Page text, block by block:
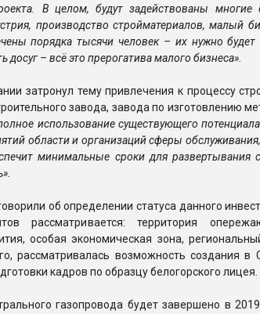
В целом, будут задействованы многие
производство стройматериалов, малый
порядка тысячи человек – их нужно будет
досуг – всё это прерогатива малого бизнеса».
затронул тему привлечения к процессу
завода, завода по изготовлению
использование существующего
области и организаций сферы обслуживания,
минимальные сроки для развертывания
об определении статуса данного
рассматривается: территория
особая экономическая зона,
рассматривалась возможность создания в
кадров по образцу белогорского лицея.
газопровода будет завершено в